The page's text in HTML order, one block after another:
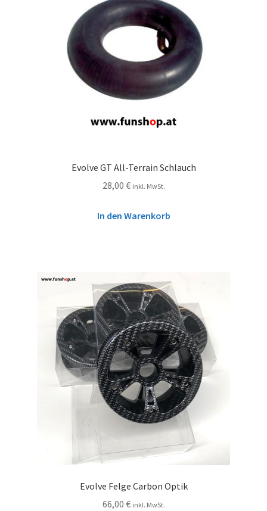
Evolve GT All-Terrain Schlauch
28,00 € inkl. MwSt.
In den Warenkorb
Evolve Felge Carbon Optik
66,00 € inkl. MwSt.